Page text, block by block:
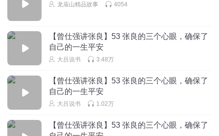
龙庙山精品故事 4054
【曾仕强讲张良】53 张良的三个心眼，确保了
自己的一生平安
大吕说书 3.48万
【曾仕强讲张良】53 张良的三个心眼，确保了
自己的一生平安
大吕说书 1.02万
【曾仕强讲张良】53 张良的三个心眼，确保了